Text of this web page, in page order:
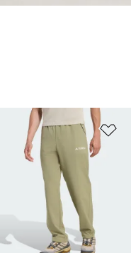
la lista de deseos